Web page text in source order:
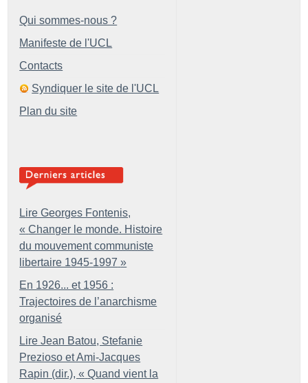
Qui sommes-nous ?
Manifeste de l'UCL
Contacts
Syndiquer le site de l'UCL
Plan du site
Lire Georges Fontenis,
« Changer le monde. Histoire
du mouvement communiste
libertaire 1945-1997 »
En 1926... et 1956 :
Trajectoires de l’anarchisme
organisé
Lire Jean Batou, Stefanie
Prezioso et Ami-Jacques
Rapin (dir.), « Quand vient la